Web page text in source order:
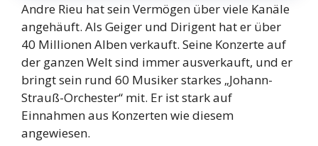
Andre Rieu hat sein Vermögen über viele Kanäle
angehäuft. Als Geiger und Dirigent hat er über
40 Millionen Alben verkauft. Seine Konzerte auf
der ganzen Welt sind immer ausverkauft, und er
bringt sein rund 60 Musiker starkes „Johann-
Strauß-Orchester“ mit. Er ist stark auf
Einnahmen aus Konzerten wie diesem
angewiesen.